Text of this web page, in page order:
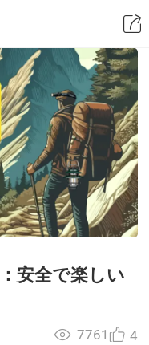
安全で楽しい
7761 4